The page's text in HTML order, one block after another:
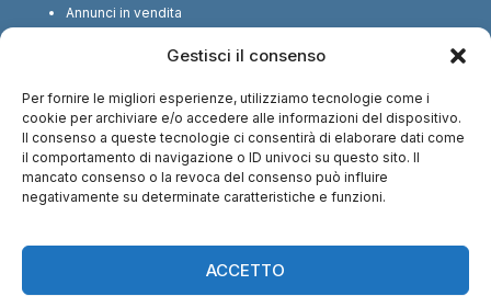
Gestisci il consenso
Per fornire le migliori esperienze, utilizziamo tecnologie come i
cookie per archiviare e/o accedere alle informazioni del dispositivo.
Il consenso a queste tecnologie ci consentirà di elaborare dati come
il comportamento di navigazione o ID univoci su questo sito. Il
mancato consenso o la revoca del consenso può influire
negativamente su determinate caratteristiche e funzioni.
ACCETTO
Annunci in vendita
SEGUICI SUI SOCIAL
CI TROVI ANCHE SU: